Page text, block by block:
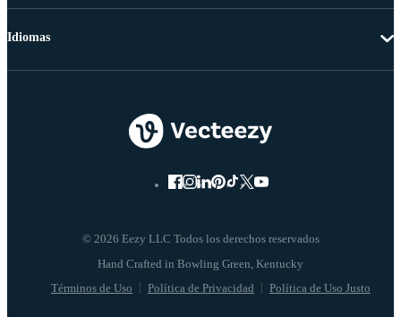
© 2026 Eezy LLC Todos los derechos reservados
Términos de Uso Política de Privacidad Política de Uso Justo
Idiomas